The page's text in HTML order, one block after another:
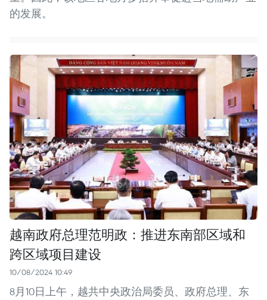
的发展。
越南政府总理范明政：推进东南部区域和
跨区域项目建设
10/08/2024 10:49
8月10日上午，越共中央政治局委员、政府总理、东